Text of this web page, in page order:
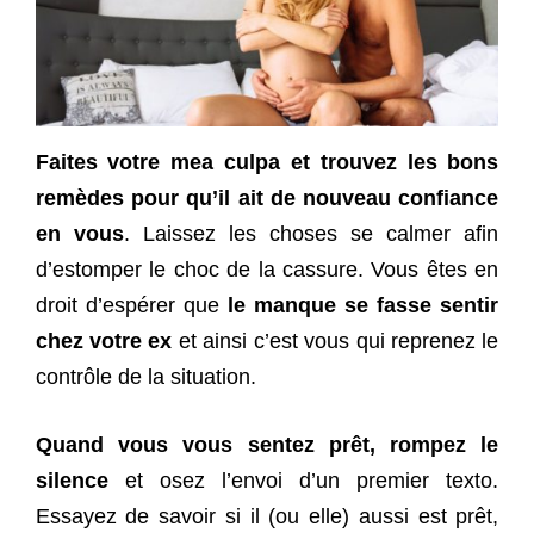
Faites votre mea culpa et trouvez les bons
remèdes pour qu’il ait de nouveau confiance
en vous. Laissez les choses se calmer afin
d’estomper le choc de la cassure. Vous êtes en
droit d’espérer que le manque se fasse sentir
chez votre ex et ainsi c’est vous qui reprenez le
contrôle de la situation.
Quand vous vous sentez prêt, rompez le
silenceet osez l’envoi d’un premier texto.
Essayez de savoir si il (ou elle) aussi est prêt,